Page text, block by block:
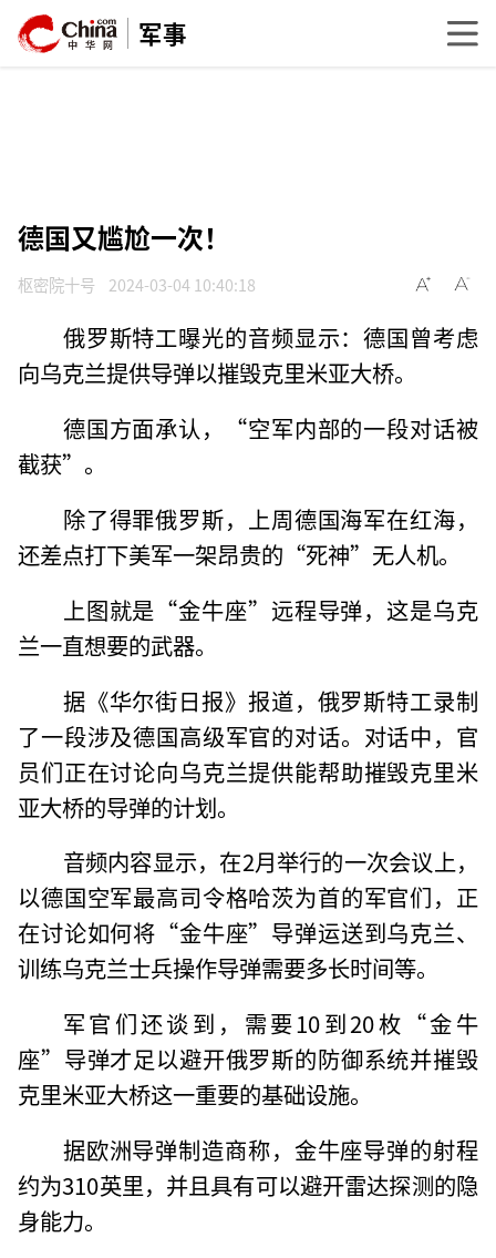
军事
德国又尴尬一次！
枢密院十号 2024-03-04 10:40:18
俄罗斯特工曝光的音频显示：德国曾考虑
向乌克兰提供导弹以摧毁克里米亚大桥。
德国方面承认，“空军内部的一段对话被
截获”。
除了得罪俄罗斯，上周德国海军在红海，
还差点打下美军一架昂贵的“死神”无人机。
上图就是“金牛座”远程导弹，这是乌克
兰一直想要的武器。
据《华尔街日报》报道，俄罗斯特工录制
了一段涉及德国高级军官的对话。对话中，官
员们正在讨论向乌克兰提供能帮助摧毁克里米
亚大桥的导弹的计划。
音频内容显示，在2月举行的一次会议上，
以德国空军最高司令格哈茨为首的军官们，正
在讨论如何将“金牛座”导弹运送到乌克兰、
训练乌克兰士兵操作导弹需要多长时间等。
军官们还谈到，需要10到20枚“金牛
座”导弹才足以避开俄罗斯的防御系统并摧毁
克里米亚大桥这一重要的基础设施。
据欧洲导弹制造商称，金牛座导弹的射程
约为310英里，并且具有可以避开雷达探测的隐
身能力。